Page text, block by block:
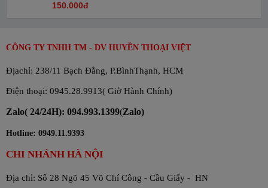
150.000đ
CÔNG TY TNHH TM - DV HUYỀN THOẠI VIỆT
Địachỉ: 238/11 Bạch Đằng, P.BìnhThạnh, HCM
Điện thoại: 0945.28.9913( Giờ Hành Chính)
Zalo( 24/24H): 094.993.1399(Zalo)
Hotline: 0949.11.9393
CHI NHÁNH HÀ NỘI
Địa chỉ: Số 28 Ngõ 45 Võ Chí Công - Cầu Giấy - HN